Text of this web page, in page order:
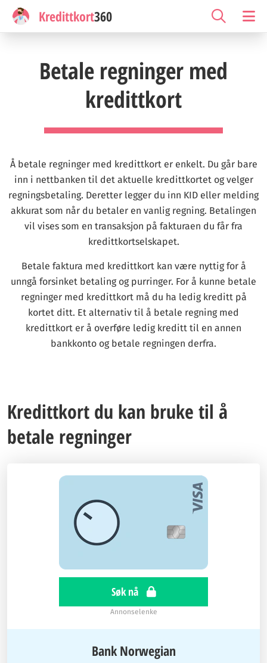
Kredittkort360
Betale regninger med
kredittkort
Å betale regninger med kredittkort er enkelt. Du går bare
inn i nettbanken til det aktuelle kredittkortet og velger
regningsbetaling. Deretter legger du inn KID eller melding
akkurat som når du betaler en vanlig regning. Betalingen
vil vises som en transaksjon på fakturaen du får fra
kredittkortselskapet.
Betale faktura med kredittkort kan være nyttig for å
unngå forsinket betaling og purringer. For å kunne betale
regninger med kredittkort må du ha ledig kreditt på
kortet ditt. Et alternativ til å betale regning med
kredittkort er å overføre ledig kreditt til en annen
bankkonto og betale regningen derfra.
Kredittkort du kan bruke til å
betale regninger
Søk nå
Annonselenke
Bank Norwegian